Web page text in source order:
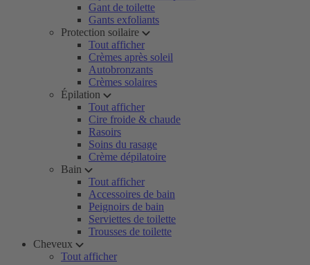
Gant de toilette
Gants exfoliants
Protection soilaire
Tout afficher
Crèmes après soleil
Autobronzants
Crèmes solaires
Épilation
Tout afficher
Cire froide & chaude
Rasoirs
Soins du rasage
Crème dépilatoire
Bain
Tout afficher
Accessoires de bain
Peignoirs de bain
Serviettes de toilette
Trousses de toilette
Cheveux
Tout afficher